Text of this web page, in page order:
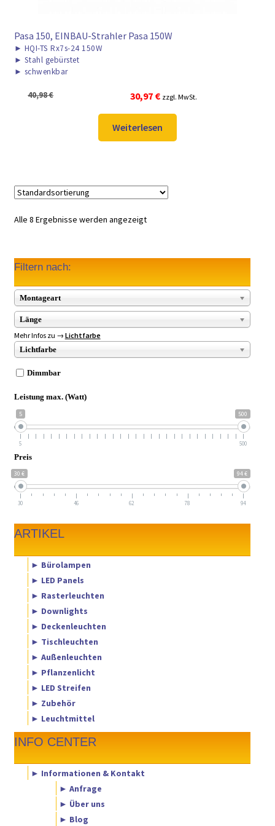
Pasa 150, EINBAU-Strahler Pasa 150W
► HQI-TS Rx7s-24 150W
► Stahl gebürstet
► schwenkbar
40,98€
Ursprünglicher
Preis
war:
40,98 €
30,97 €Aktueller
Preis
ist:
30,97 €.
zzgl. MwSt.
Weiterlesen
Alle 8 Ergebnisse werden angezeigt
Filtern nach:
Montageart
Länge
Mehr Infos zu → Lichtfarbe
Lichtfarbe
Dimmbar
Leistung max. (Watt)
5 500
5 500
Preis
30 € 94 €
30 46 62 78 94
ARTIKEL
► Bürolampen
► LED Panels
► Rasterleuchten
► Downlights
► Deckenleuchten
► Tischleuchten
► Außenleuchten
► Pflanzenlicht
► LED Streifen
► Zubehör
► Leuchtmittel
INFO CENTER
► Informationen & Kontakt
► Anfrage
► Über uns
► Blog